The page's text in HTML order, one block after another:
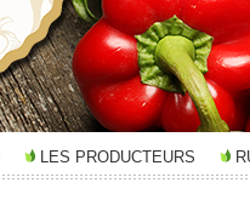
LES PRODUCTEURS